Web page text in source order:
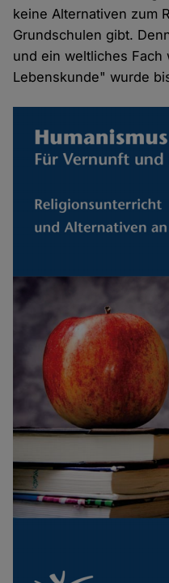
keine Alternativen zum
Grundschulen gibt.
und ein weltliches Fach
Lebenskunde" wurde